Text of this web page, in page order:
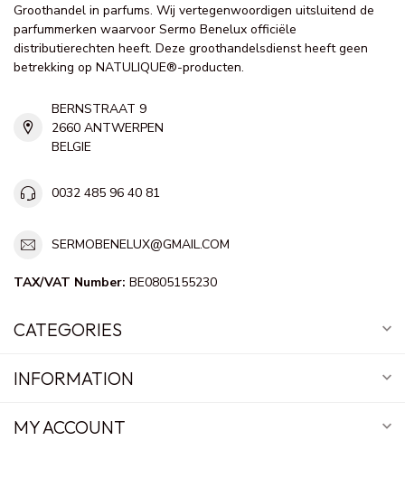
Groothandel in parfums. Wij vertegenwoordigen uitsluitend de
parfummerken waarvoor Sermo Benelux officiële
distributierechten heeft. Deze groothandelsdienst heeft geen
betrekking op NATULIQUE®-producten.
BERNSTRAAT 9
2660 ANTWERPEN
BELGIE
0032 485 96 40 81
SERMOBENELUX@GMAIL.COM
TAX/VAT Number: BE0805155230
CATEGORIES
INFORMATION
MY ACCOUNT